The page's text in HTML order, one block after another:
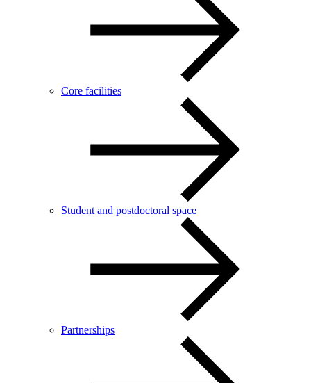
Core facilities
Student and postdoctoral space
Partnerships